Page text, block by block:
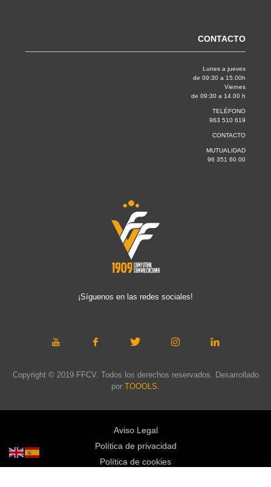
CONTACTO
Lunes a jueves
de 09:30 a 15.00h
Viernes
de 09:30 a 14.00 h
TELÉFONO
963 510 619
CONTACTO
MUTUALIDAD
96 351 60 00
¡Síguenos en las redes sociales!
Copyright © 2019 FFCV. Todos los derechos reservados. Desarrollado
por TOOOLS.
Aviso Legal
Política de privacidad
Política de cookies